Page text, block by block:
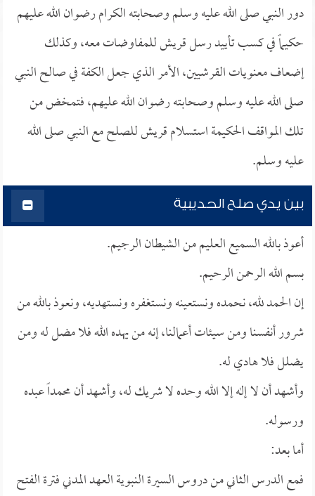
دور النبي صلى الله عليه وسلم وصحابته الكرام رضوان الله عليهم
حكيماً في كسب تأييد رسل قريش للمفاوضات معه، وكذلك
إضعاف معنويات القرشيين، الأمر الذي جعل الكفة في صالح النبي
صلى الله عليه وسلم وصحابته رضوان الله عليهم، فتمخض من
تلك المواقف الحكيمة استسلام قريش للصلح مع النبي صلى الله
عليه وسلم.
بين يدي صلح الحديبية
أعوذ بالله السميع العليم من الشيطان الرجيم.
بسم الله الرحمن الرحيم.
إن الحمد لله، نحمده ونستعينه ونستغفره ونستهديه، ونعوذ بالله من
شرور أنفسنا ومن سيئات أعمالنا، إنه من يهده الله فلا مضل له ومن
يضلل فلا هادي له.
وأشهد أن لا إله إلا الله وحده لا شريك له، وأشهد أن محمداً عبده
ورسوله.
أما بعد:
فمع الدرس الثاني من دروس السيرة النبوية العهد المدني فترة الفتح